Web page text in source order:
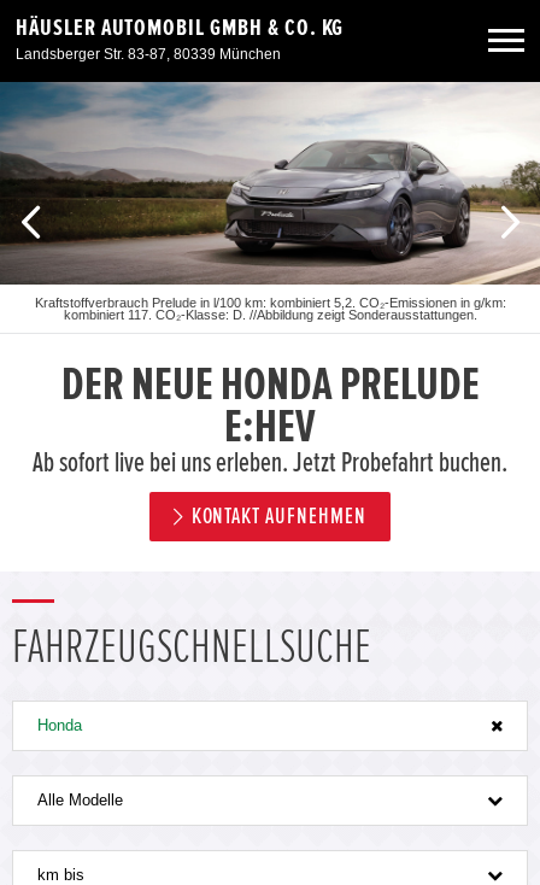
HÄUSLER AUTOMOBIL GMBH & CO. KG
Landsberger Str. 83-87, 80339 München
Neuwagen
Gebrauchtwagen
Angebote
Service & Zubehör
Kraftstoffverbrauch Prelude in l/100 km: kombiniert 5,2. CO₂-Emissionen in g/km:
kombiniert 117. CO₂-Klasse: D. //Abbildung zeigt Sonderausstattungen.
DER NEUE HONDA PRELUDE
E:HEV
Ab sofort live bei uns erleben. Jetzt Probefahrt buchen.
KONTAKT AUFNEHMEN
FAHRZEUGSCHNELLSUCHE
Honda
Alle Modelle
km bis